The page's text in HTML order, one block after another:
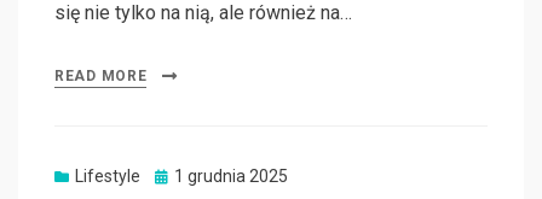
się nie tylko na nią, ale również na…
READ MORE
Lifestyle
Posted
1 grudnia 2025